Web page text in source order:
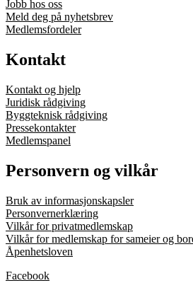
Jobb hos oss
Meld deg på nyhetsbrev
Medlemsfordeler
Kontakt
Kontakt og hjelp
Juridisk rådgiving
Byggteknisk rådgiving
Pressekontakter
Medlemspanel
Personvern og vilkår
Bruk av informasjonskapsler
Personvernerklæring
Vilkår for privatmedlemskap
Vilkår for medlemskap for sameier og
Åpenhetsloven
Facebook